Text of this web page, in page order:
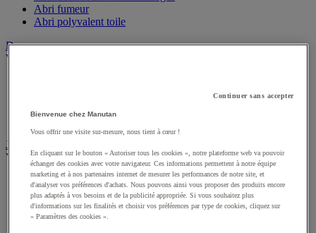
Abri deux roues et multi-usages
Abri fumeur
Drapeau
Manche à air
Mât
Jardin
Voir toute la catégorie
Arrosage
Grillage, canisse et palissade
Jardinière et potager
Continuer sans accepter
Bienvenue chez Manutan
Vous offrir une visite sur-mesure, nous tient à cœur !
En cliquant sur le bouton « Autoriser tous les cookies », notre plateforme web va pouvoir
échanger des cookies avec votre navigateur. Ces informations permettent à notre équipe
marketing et à nos partenaires internet de mesurer les performances de notre site, et
d'analyser vos préférences d'achats. Nous pouvons ainsi vous proposer des produits encore
plus adaptés à vos besoins et de la publicité appropriée. Si vous souhaitez plus
d'informations sur les finalités et choisir vos préférences par type de cookies, cliquez sur
« Paramètres des cookies ».